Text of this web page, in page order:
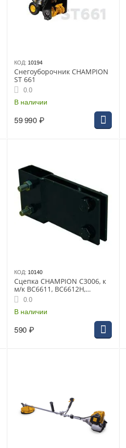
КОД: 10194
Снегоуборочник CHAMPION
ST 661
0.0
В наличии
59 990 ₽
КОД: 10140
Сцепка CHAMPION C3006, к
м/к BC6611, BC6612H,
BC6712, BC7712
0.0
В наличии
590 ₽